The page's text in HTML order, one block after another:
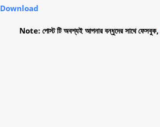
Download
Note: পোস্ট টি অবশ্যই আপনার বন্ধুদের সাথে ফেসবুক,